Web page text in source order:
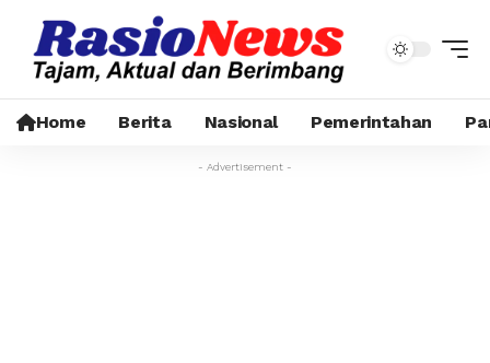
Home Berita Nasional Pemerintahan
- Advertisement -